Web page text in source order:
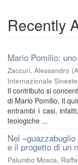
Recently
Mario Pomilio:
Zaccuri, Alessandro (
Internazionale
Il contributo si
di Mario Pomilio, Il
entrambi i casi,
teologiche ...
Nel
e il progetto di un
Palumbo Mosca,